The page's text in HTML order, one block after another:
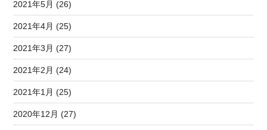
2021年5月 (26)
2021年4月 (25)
2021年3月 (27)
2021年2月 (24)
2021年1月 (25)
2020年12月 (27)